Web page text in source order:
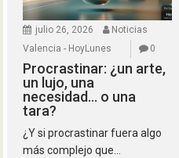
julio 26, 2026
Noticias
Valencia - HoyLunes
0
Procrastinar: ¿un arte,
un lujo, una
necesidad… o una
tara?
¿Y si procrastinar fuera algo
más complejo que...